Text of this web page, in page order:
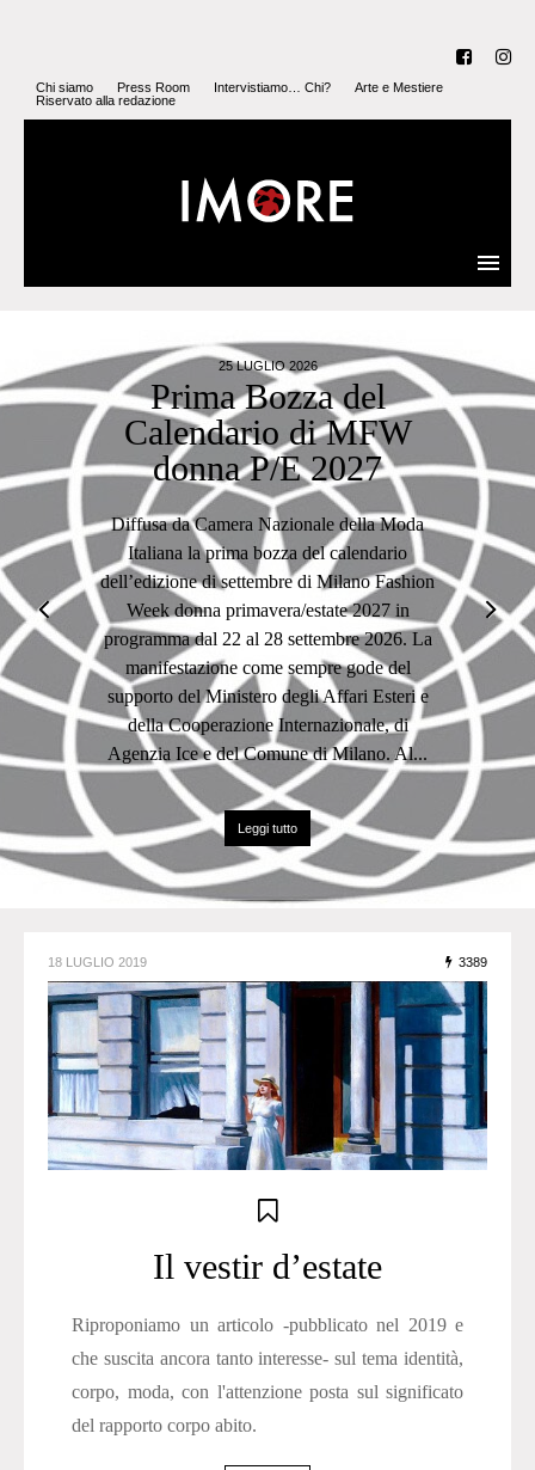
Chi siamo Press Room Intervistiamo… Chi?
Arte e Mestiere
Riservato alla redazione
24 LUGLIO 2026
ROMA FASHION
SHOW: TRA ETICA E
HAUTE COUTURE
Dalle sfarzose creazioni da gran sera alle
nuove ricerche sostenibili, con la riflessione
di Steven G. Torrisi. ROMA – Tra le quinte
del Salone delle Colonne all’EUR, la moda
riscopre la sua vocazione più autentica: non
mero esercizio di stile, bensì espressione
culturale, forma pura di racconto e
responsabilità etica.Da questa premessa,
prende forma il...
Leggi tutto
18 LUGLIO 2019 3389
Il vestir d’estate
Riproponiamo un articolo -pubblicato nel 2019 e
che suscita ancora tanto interesse- sul tema identità,
corpo, moda, con l'attenzione posta sul significato
del rapporto corpo abito.